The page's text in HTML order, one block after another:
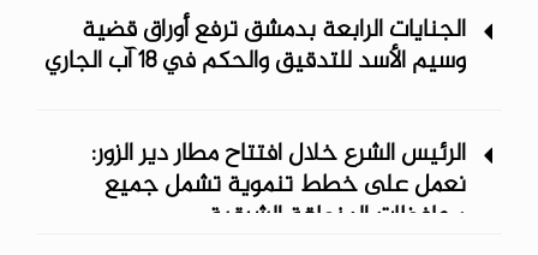
الجنايات الرابعة بدمشق ترفع أوراق قضية
وسيم الأسد للتدقيق والحكم في 18 آب الجاري
الرئيس الشرع خلال افتتاح مطار دير الزور:
نعمل على خطط تنموية تشمل جميع
محافظات المنطقة الشرقية